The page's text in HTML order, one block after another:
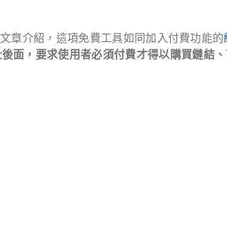
章介紹，這項免費工具如同加入付費功能的
面，要求使用者必須付費才得以購買鏈結